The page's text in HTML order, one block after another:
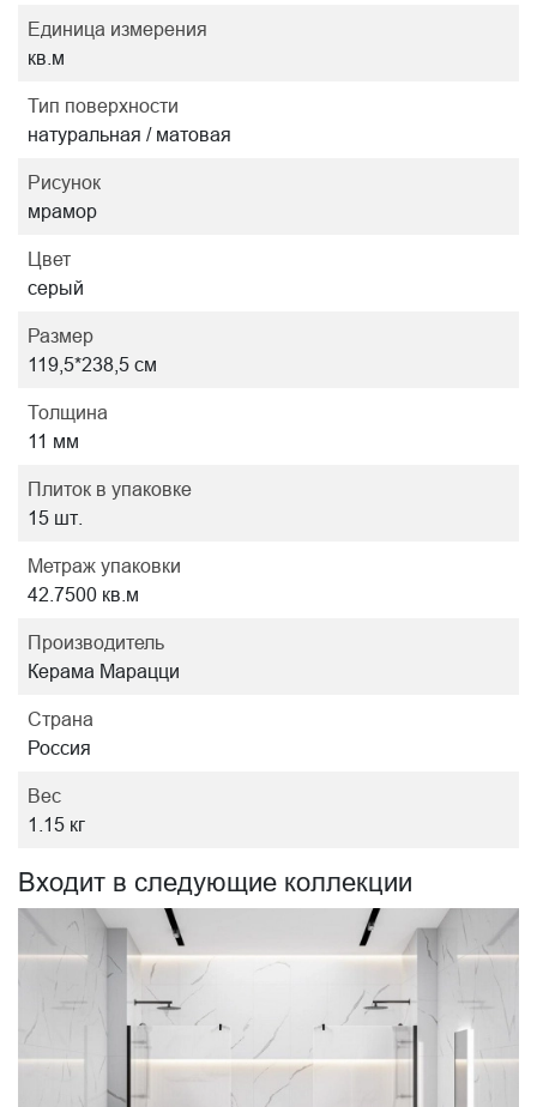
Единица измерения
кв.м
Тип поверхности
натуральная / матовая
Рисунок
мрамор
Цвет
серый
Размер
119,5*238,5 см
Толщина
11 мм
Плиток в упаковке
15 шт.
Метраж упаковки
42.7500 кв.м
Производитель
Керама Марацци
Страна
Россия
Вес
1.15 кг
Входит в следующие коллекции